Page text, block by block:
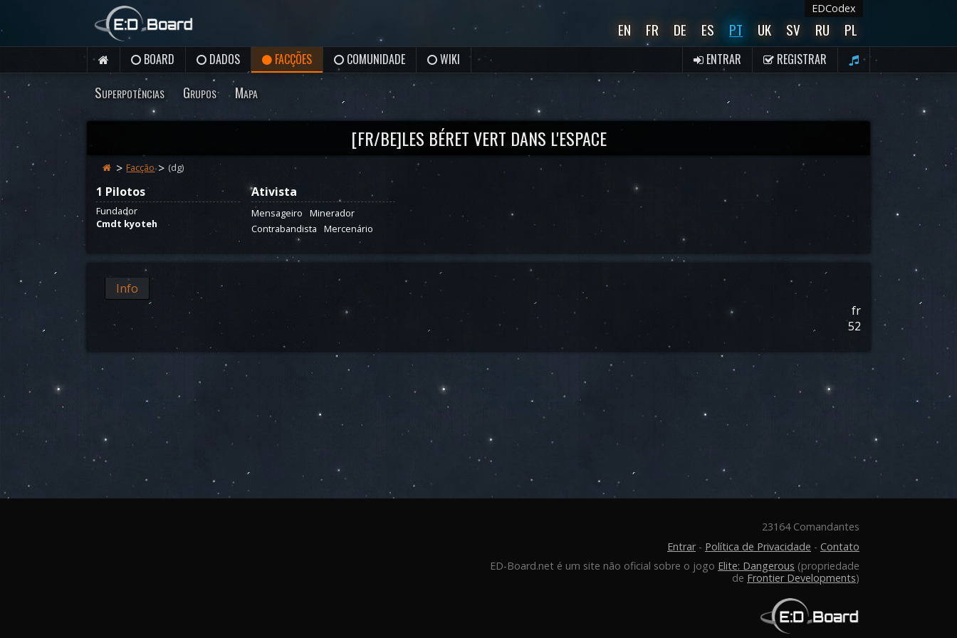
EDCodex
EN FR DE ES PT UK SV RU PL
BOARD DADOS FACÇÕES COMUNIDADE WIKI ENTRAR REGISTRAR
Superpotências Grupos Mapa
[FR/BE]LES BÉRET VERT DANS L'ESPACE
Facção (dg)
1 Pilotos
Fundador
Cmdt kyoteh
Ativista
Mensageiro
Minerador
Contrabandista
Mercenário
Info
fr
52
23164 Comandantes
Entrar- Política de Privacidade - Contato
ED-Board.net é um site não oficial sobre o jogo Elite: Dangerous (propriedade
de Frontier Developments)